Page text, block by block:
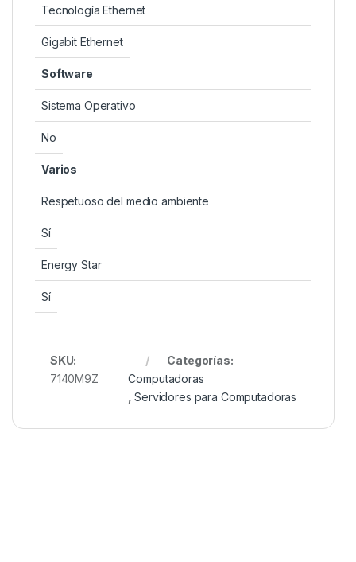
Tecnología Ethernet
Gigabit Ethernet
Software
Sistema Operativo
No
Varios
Respetuoso del medio ambiente
Sí
Energy Star
Sí
SKU:
7140M9Z
Categorías:
Computadoras
,Servidores para Computadoras